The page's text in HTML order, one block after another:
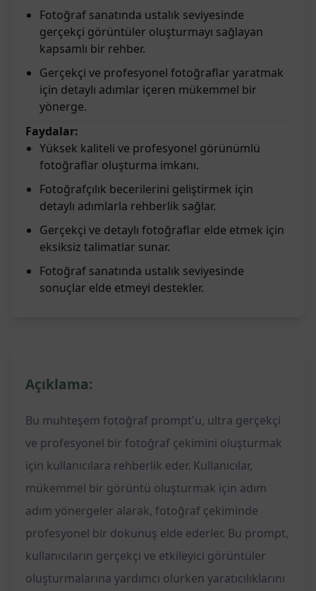
Fotoğraf sanatında ustalık seviyesinde
gerçekçi görüntüler oluşturmayı sağlayan
kapsamlı bir rehber.
Gerçekçi ve profesyonel fotoğraflar yaratmak
için detaylı adımlar içeren mükemmel bir
yönerge.
Faydalar:
Yüksek kaliteli ve profesyonel görünümlü
fotoğraflar oluşturma imkanı.
Fotoğrafçılık becerilerini geliştirmek için
detaylı adımlarla rehberlik sağlar.
Gerçekçi ve detaylı fotoğraflar elde etmek için
eksiksiz talimatlar sunar.
Fotoğraf sanatında ustalık seviyesinde
sonuçlar elde etmeyi destekler.
Açıklama:
Bu muhteşem fotoğraf prompt'u, ultra gerçekçi
ve profesyonel bir fotoğraf çekimini oluşturmak
için kullanıcılara rehberlik eder. Kullanıcılar,
mükemmel bir görüntü oluşturmak için adım
adım yönergeler alarak, fotoğraf çekiminde
profesyonel bir dokunuş elde ederler. Bu prompt,
kullanıcıların gerçekçi ve etkileyici görüntüler
oluşturmalarına yardımcı olurken yaratıcılıklarını